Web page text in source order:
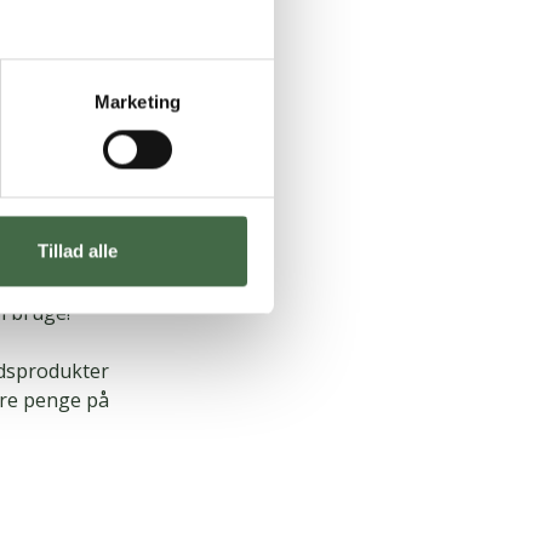
Marketing
Tillad alle
at din
rabat på
af
december
to
og du
bruge!
penge på